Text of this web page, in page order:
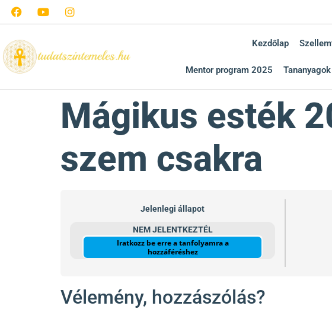
Kezdőlap
Mentor program 2025 Tananyagok
Mágikus esték
szem csakra
Jelenlegi állapot
NEM JELENTKEZTÉL
Iratkozz be erre a tanfolyamra a
hozzáféréshez
Vélemény, hozzászólás?